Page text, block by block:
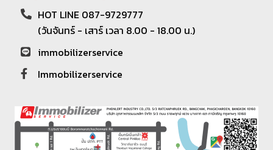
HOT LINE 087-9729777
(วันจันทร์ - เสาร์ เวลา 8.00 - 18.00 น.)
immobilizerservice
Immobilizerservice